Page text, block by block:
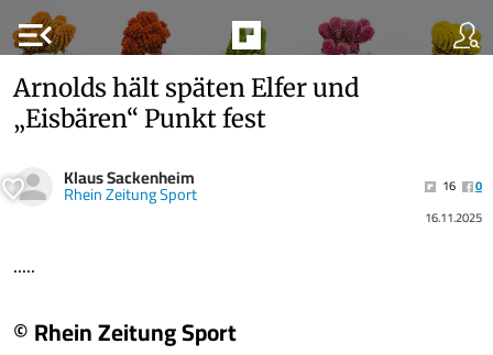
menu_open
Arnolds hält späten Elfer und
„Eisbären“ Punkt fest
Klaus Sackenheim
Rhein Zeitung Sport 16
0
16.11.2025
.....
© Rhein Zeitung Sport